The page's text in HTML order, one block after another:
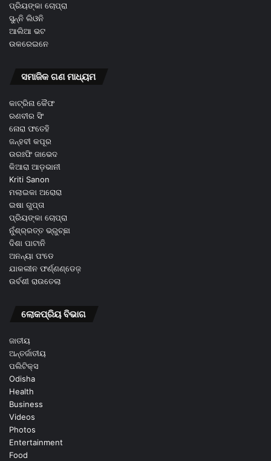
ପ୍ରିୟଙ୍କା ଚୋପ୍ରା
ସୁନ୍ନି ଲିଓନି
ଆଲିଆ ଭଟ
ଉକରେଇନେ
ସମାଜିକ ଗଣ ମାଧ୍ୟମ
କାଟ୍ରିନା କୈଫ
ରଣବୀର ସିଂ
ନୋରା ଫତେହି
ଜନ୍ହବୀ କପୂର
ଉରଃଫି ଜାଭେଦ
କିଆରା ଆଡ଼ଭାନୀ
Kriti Sanon
ମଲାଇକା ଅରୋରା
ଇଷା ଗୁପ୍ତା
ପ୍ରିୟଙ୍କା ଚୋପ୍ରା
ନୁଁଶ୍ର୍ରତ୍ତ ଭ୍ରୁଚ୍ଛା
ଦିଶା ପାଟାନି
ଅନନ୍ୟା ପଂଡେ
ଯାକଲୀନ ଫର୍ଣ୍ଣଣ୍ଡେଜ଼
ଉର୍ବଶୀ ରାଉତେଲା
ଲୋକପ୍ରିୟ ବିଭାଗ
ଜାତୀୟ
ଅନ୍ତର୍ଜାତୀୟ
ପଲିଟିକ୍ସ
Odisha
Health
Business
Videos
Photos
Entertainment
Food